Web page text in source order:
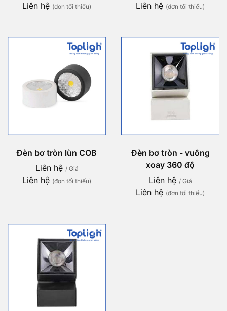
Liên hệ (đơn tối thiểu) Liên hệ (đơn tối thiểu)
Đèn bơ tròn lùn COB
Liên hệ / Giá
Liên hệ (đơn tối thiểu)
Đèn bơ tròn - vuông
xoay 360 độ
Liên hệ / Giá
Liên hệ (đơn tối thiểu)